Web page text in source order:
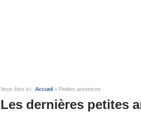
Vous êtes ici : Accueil > Petites annonces
Les dernières petites